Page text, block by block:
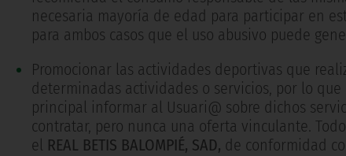
necesaria mayoría de edad para participar en
para ambos casos que el uso abusivo puede
Promocionar las actividades deportivas que
determinadas actividades o servicios, por lo
principal informar al Usuari@ sobre dichos
contratar, pero nunca una oferta vinculante.
el REAL BETIS BALOMPIÉ, SAD, de conformidad